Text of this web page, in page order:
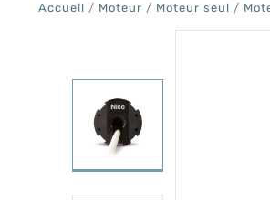
Accueil Moteur Moteur seul